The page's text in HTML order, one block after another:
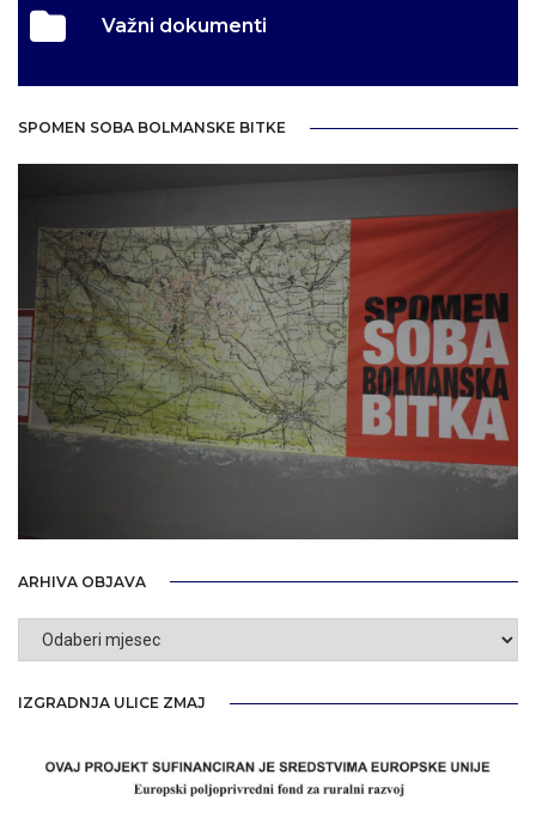
Važni dokumenti
SPOMEN SOBA BOLMANSKE BITKE
ARHIVA OBJAVA
Arhiva
IZGRADNJA ULICE ZMAJ